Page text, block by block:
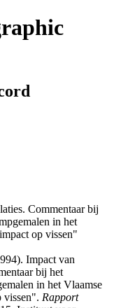
Commentaar bij
in het
op vissen"
Impact van
bij het
in het Vlaamse
vissen". Rapport